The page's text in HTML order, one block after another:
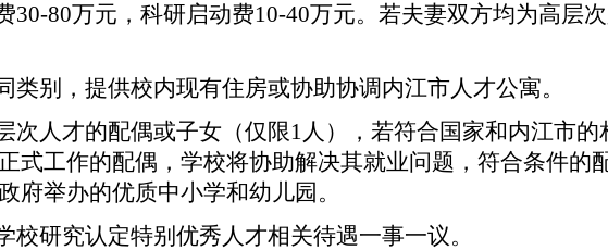
30-80万元，科研启动费10-40万元。若夫妻双方均为高层
类别，提供校内现有住房或协助协调内江市人才公寓。
次 人才的配偶或子女（仅限1人），若符合国家和内江市
式工作的配偶，学校将协助解决其就业问题，符合条件的
府举办的优质中小学和幼儿园。
校研究认定特别优秀人才相关待遇一事一议。